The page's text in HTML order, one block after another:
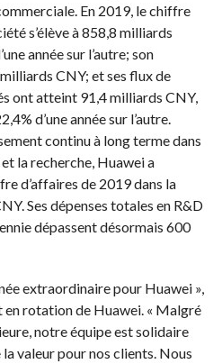
En 2019, le chiffre
s’élève à 858,8 milliards
année sur l’autre; son
CNY; et ses flux de
ont atteint 91,4 milliards CNY,
d’une année sur l’autre.
continu à long terme dans
la recherche, Huawei a
d’affaires de 2019 dans la
Ses dépenses totales en R&D
dépassent désormais 600
extraordinaire pour Huawei »,
en rotation de Huawei. « Malgré
notre équipe est solidaire
valeur pour nos clients. Nous